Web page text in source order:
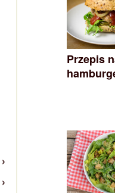
Przepis